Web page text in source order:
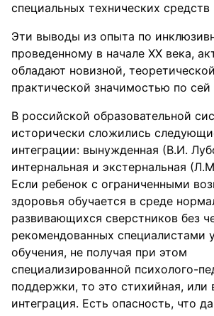
специальных технических средств
Эти выводы из опыта по
проведенному в начале ХХ века,
обладают новизной,
практической значимостью по сей
В российской образовательной
исторически сложились
интеграции: вынужденная (В.И.
интернальная и экстернальная
Если ребенок с ограниченными
здоровья обучается в среде
развивающихся сверстников без
рекомендованных специалистами
обучения, не получая при этом
специализированной психолого-
поддержки, то это стихийная, или
интеграция. Есть опасность, что